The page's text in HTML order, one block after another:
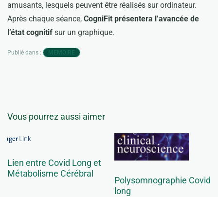
amusants, lesquels peuvent être réalisés sur ordinateur.
Après chaque séance, CogniFit présentera l’avancée de
l’état cognitif sur un graphique.
Publié dans : MEMOIRE
Vous pourrez aussi aimer
Lien entre Covid Long et
Métabolisme Cérébral
Polysomnographie Covid
long